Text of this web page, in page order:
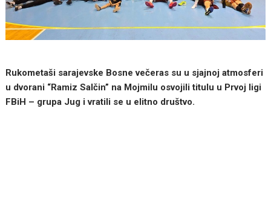
Rukometaši sarajevske Bosne večeras su u sjajnoj atmosferi
u dvorani “Ramiz Salčin” na Mojmilu osvojili titulu u Prvoj ligi
FBiH – grupa Jug i vratili se u elitno društvo.